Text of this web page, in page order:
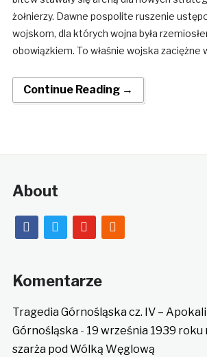
żołnierzy. Dawne pospolite ruszenie
wojskom, dla których wojna była
obowiązkiem. To właśnie wojska zaciężne
Continue Reading →
About
facebooktwitter youtube
rss
Komentarze
Tragedia Górnośląska cz. IV –
Górnośląska- 19 września 1939 roku
szarża pod Wólką Węglową